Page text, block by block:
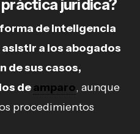
jurídica?
de inteligencia
asistir a los abogados
de sus casos,
deamparo, aunque
procedimientos